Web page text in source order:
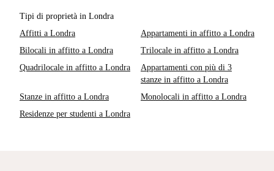
Tipi di proprietà in Londra
Affitti a Londra
Appartamenti in affitto a Londra
Bilocali in affitto a Londra
Trilocale in affitto a Londra
Quadrilocale in affitto a Londra
Appartamenti con più di 3
stanze in affitto a Londra
Stanze in affitto a Londra
Monolocali in affitto a Londra
Residenze per studenti a Londra